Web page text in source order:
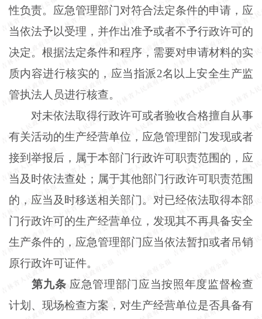
性负责。应急管理部门对符合法定条件的申请，应
当依法予以受理，并作出准予或者不予行政许可的
决定。根据法定条件和程序，需要对申请材料的实
质内容进行核实的，应当指派2名以上安全生产监
管执法人员进行核查。
对未依法取得行政许可或者验收合格擅自从事
有关活动的生产经营单位，应急管理部门发现或者
接到举报后，属于本部门行政许可职责范围的，应
当及时依法查处；属于其他部门行政许可职责范围
的，应当及时移送相关部门。对已经依法取得本部
门行政许可的生产经营单位，发现其不再具备安全
生产条件的，应急管理部门应当依法暂扣或者吊销
原行政许可证件。
第九条 应急管理部门应当按照年度监督检查
计划、现场检查方案，对生产经营单位是否具备有